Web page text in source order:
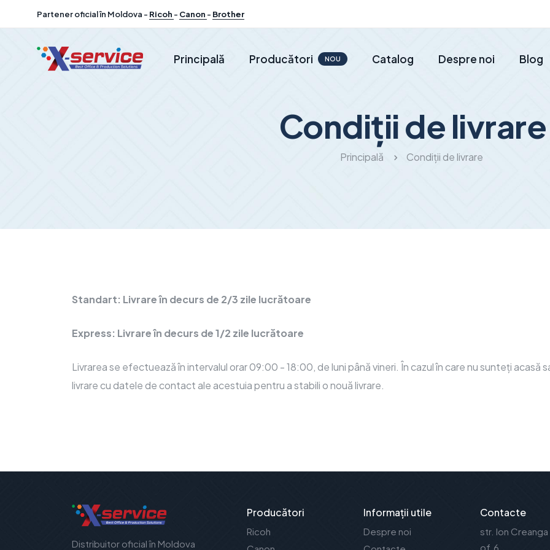
Partener oficial în Moldova - Ricoh - Canon - Brother
Principală Producători NOU Catalog Despre noi Blog
Condiții de livrare
Principală Condiții de livrare
Standart: Livrare în decurs de 2/3 zile lucrătoare
Express: Livrare în decurs de 1/2 zile lucrătoare
Livrarea se efectuează în intervalul orar 09:00 - 18:00, de luni până vineri. În cazul în care nu sunteți acasă
livrare cu datele de contact ale acestuia pentru a stabili o nouă livrare.
Distribuitor oficial în Moldova
Producători
Ricoh
Informații utile
Despre noi
Contacte
str. Ion Creanga
of.6